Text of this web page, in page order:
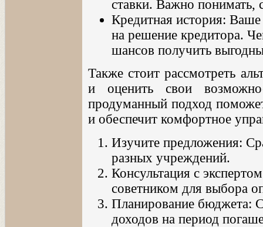
ставки. Важно понимать,
Кредитная история:
на решение кредитора.
шансов получить
Также стоит рассмотреть
и оценить свои
продуманный подход
и обеспечит комфортное
Изучите предложения:
разных учреждений.
Консультация с
советником для выбора
Планирование бюджета:
доходов на период